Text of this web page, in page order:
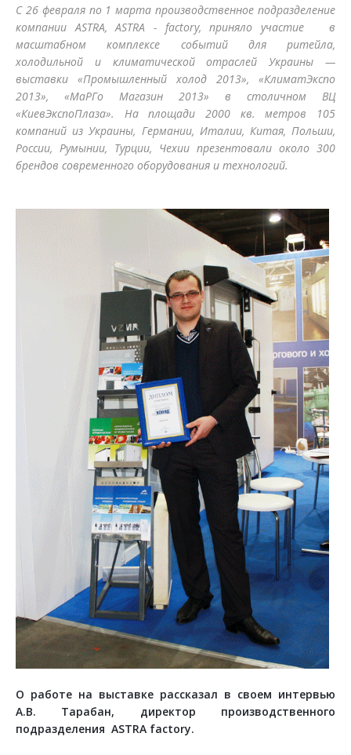
С 26 февраля по 1 марта производственное подразделение
компании ASTRA, ASTRA - factory, приняло участие в
масштабном комплексе событий для ритейла,
холодильной и климатической отраслей Украины —
выставки «Промышленный холод 2013», «КлиматЭкспо
2013», «МаРГо Магазин 2013» в столичном ВЦ
«КиевЭкспоПлаза». На площади 2000 кв. метров 105
компаний из Украины, Германии, Италии, Китая, Польши,
России, Румынии, Турции, Чехии презентовали около 300
брендов современного оборудования и технологий.
О работе на выставке рассказал в своем интервью
А.В. Тарабан, директор производственного
подразделения ASTRA factory.